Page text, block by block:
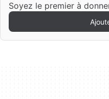
Soyez le premier à